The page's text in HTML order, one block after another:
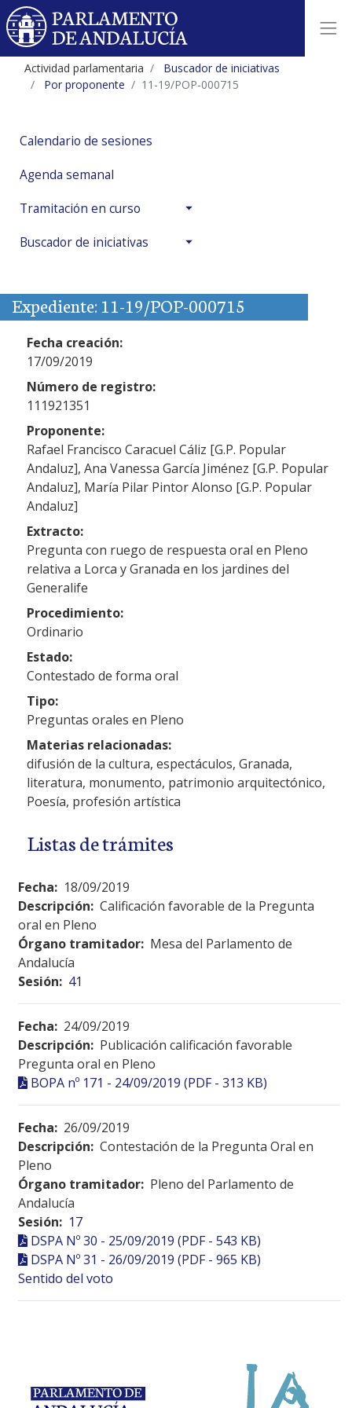
Actividad parlamentaria
Buscador de iniciativas
Por proponente
11-19/POP-000715
Calendario de sesiones
Agenda semanal
Tramitación en curso
Buscador de iniciativas
Expediente: 11-19/POP-000715
Fecha creación:
17/09/2019
Número de registro:
111921351
Proponente:
Rafael Francisco Caracuel Cáliz [G.P. Popular
Andaluz], Ana Vanessa García Jiménez [G.P. Popular
Andaluz], María Pilar Pintor Alonso [G.P. Popular
Andaluz]
Extracto:
Pregunta con ruego de respuesta oral en Pleno
relativa a Lorca y Granada en los jardines del
Generalife
Procedimiento:
Ordinario
Estado:
Contestado de forma oral
Tipo:
Preguntas orales en Pleno
Materias relacionadas:
difusión de la cultura, espectáculos, Granada,
literatura, monumento, patrimonio arquitectónico,
Poesía, profesión artística
Listas de trámites
Fecha: 18/09/2019
Descripción: Calificación favorable de la Pregunta
oral en Pleno
Órgano tramitador: Mesa del Parlamento de
Andalucía
Sesión: 41
Fecha: 24/09/2019
Descripción: Publicación calificación favorable
Pregunta oral en Pleno
BOPA nº 171 - 24/09/2019 (PDF - 313 KB)
Fecha: 26/09/2019
Descripción: Contestación de la Pregunta Oral en
Pleno
Órgano tramitador: Pleno del Parlamento de
Andalucía
Sesión: 17
DSPA Nº 30 - 25/09/2019 (PDF - 543 KB)
DSPA Nº 31 - 26/09/2019 (PDF - 965 KB)
Sentido del voto